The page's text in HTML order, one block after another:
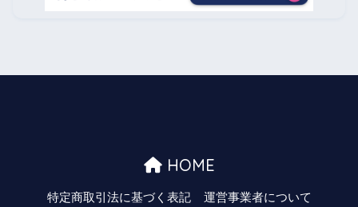
HOME
特定商取引法に基づく表記 運営事業者について